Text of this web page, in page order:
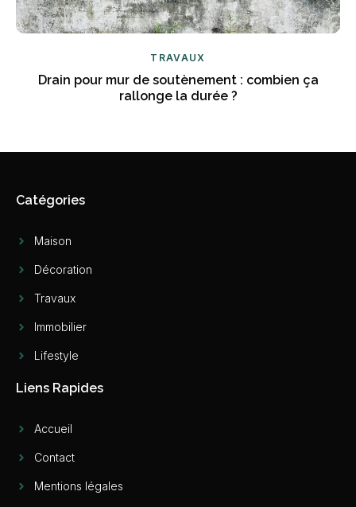
TRAVAUX
Drain pour mur de soutènement : combien ça
rallonge la durée ?
Catégories
Maison
Décoration
Travaux
Immobilier
Lifestyle
Liens Rapides
Accueil
Contact
Mentions légales